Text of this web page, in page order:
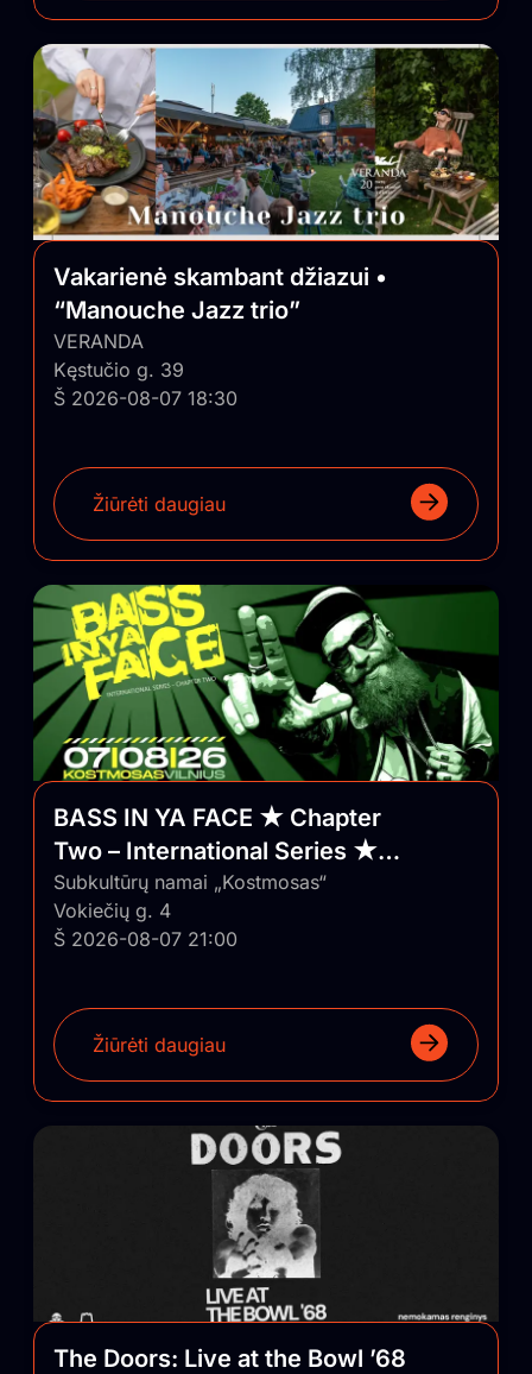
Vakarienė skambant džiazui •
“Manouche Jazz trio”
VERANDA
Kęstučio g. 39
Š 2026-08-07 18:30
Žiūrėti daugiau
BASS IN YA FACE ★ Chapter
Two – International Series ★
Vilnius/Lithuania
Subkultūrų namai „Kostmosas“
Vokiečių g. 4
Š 2026-08-07 21:00
Žiūrėti daugiau
The Doors: Live at the Bowl ’68